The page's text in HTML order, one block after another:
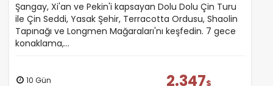
Şangay, Xi'an ve Pekin'i kapsayan Dolu Dolu Çin Turu
ile Çin Seddi, Yasak Şehir, Terracotta Ordusu, Shaolin
Tapınağı ve Longmen Mağaraları'nı keşfedin. 7 gece
konaklama,…
10 Gün
2.347$